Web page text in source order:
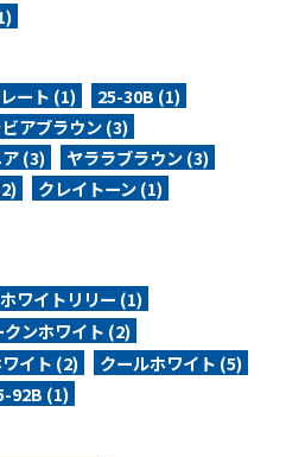
ート (1)
25-30B (1)
アブラウン (3)
(3)
ヤララブラウン (3)
クレイトーン (1)
ホワイトリリー (1)
クンホワイト (2)
イト (2)
クールホワイト (5)
92B (1)